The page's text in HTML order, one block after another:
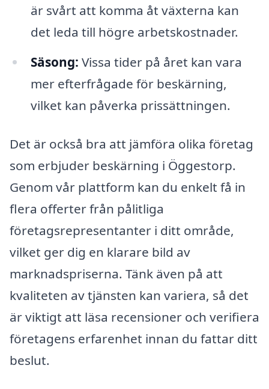
är svårt att komma åt växterna kan
det leda till högre arbetskostnader.
Säsong: Vissa tider på året kan vara
mer efterfrågade för beskärning,
vilket kan påverka prissättningen.
Det är också bra att jämföra olika företag
som erbjuder beskärning i Öggestorp.
Genom vår plattform kan du enkelt få in
flera offerter från pålitliga
företagsrepresentanter i ditt område,
vilket ger dig en klarare bild av
marknadspriserna. Tänk även på att
kvaliteten av tjänsten kan variera, så det
är viktigt att läsa recensioner och verifiera
företagens erfarenhet innan du fattar ditt
beslut.